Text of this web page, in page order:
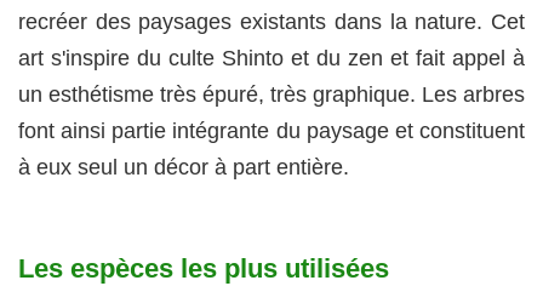
recréer des paysages existants dans la nature. Cet
art s'inspire du culte Shinto et du zen et fait appel à
un esthétisme très épuré, très graphique. Les arbres
font ainsi partie intégrante du paysage et constituent
à eux seul un décor à part entière.
Les espèces les plus utilisées